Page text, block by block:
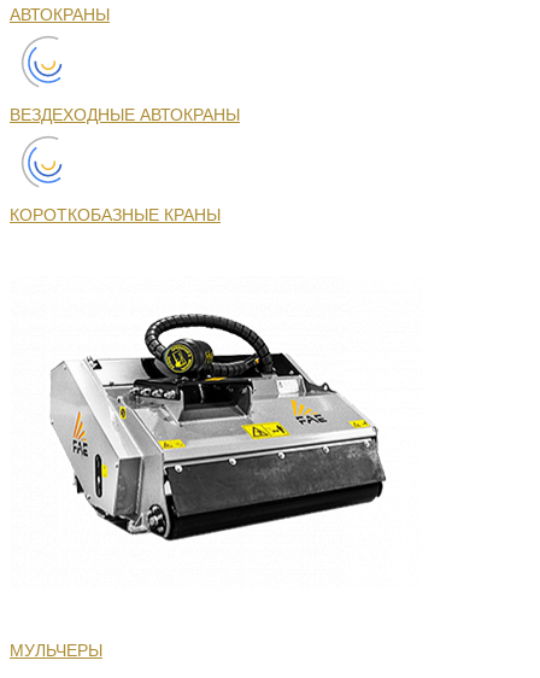
АВТОКРАНЫ
ВЕЗДЕХОДНЫЕ АВТОКРАНЫ
КОРОТКОБАЗНЫЕ КРАНЫ
МУЛЬЧЕРЫ